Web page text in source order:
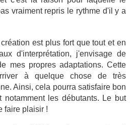
vraiment repris le rythme d'il y a
est plus fort que tout et en
d'interprétation, j'envisage de
mes propres adaptations. Cette
à quelque chose de très
Ainsi, cela pourra satisfaire bon
notamment les débutants. Le but
faire plaisir !